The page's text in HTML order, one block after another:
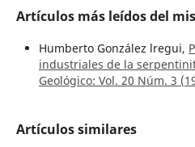
Artículos más leídos del
Humberto González lregui,
industriales de la
Geológico: Vol. 20 Núm. 3
Artículos similares